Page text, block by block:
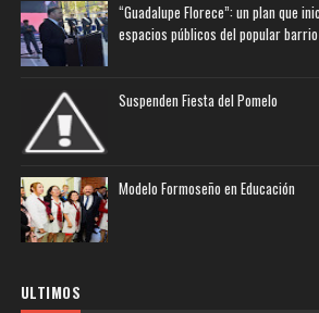
“Guadalupe Florece”: un plan que
espacios públicos del popular barrio
Suspenden Fiesta del Pomelo
Modelo Formoseño en Educación
ULTIMOS